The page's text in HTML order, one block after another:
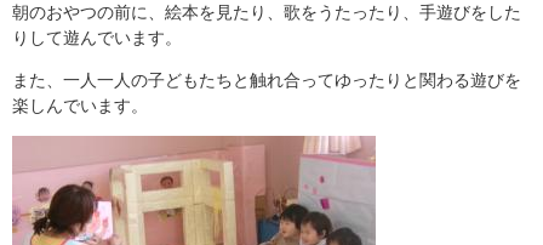
朝のおやつの前に、絵本を見たり、歌をうたったり、手遊びをした
りして遊んでいます。
また、一人一人の子どもたちと触れ合ってゆったりと関わる遊びを
楽しんでいます。